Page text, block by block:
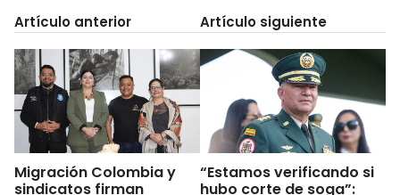
Artículo anterior
Migración Colombia y
sindicatos firman
Artículo siguiente
“Estamos verificando si
hubo corte de soga”: